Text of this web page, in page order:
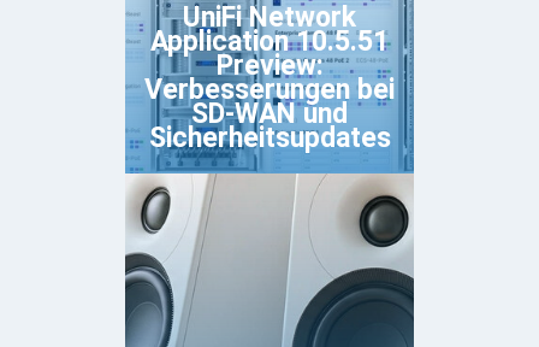
UniFi Network
Application 10.5.51
Preview:
Verbesserungen bei
SD-WAN und
Sicherheitsupdates